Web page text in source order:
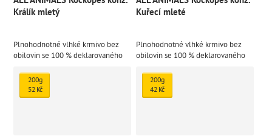
Králík mletý
Plnohodnotné vlhké krmivo bez
obilovin se 100 % deklarovaného
přídavkem oleje z ostropestřce
mariánského
200g
52 Kč
Kuřecí mleté
Plnohodnotné vlhké krmivo bez
obilovin se 100 % deklarovaného
přídavkem oleje z ostropestřce
mariánského
200g
42 Kč